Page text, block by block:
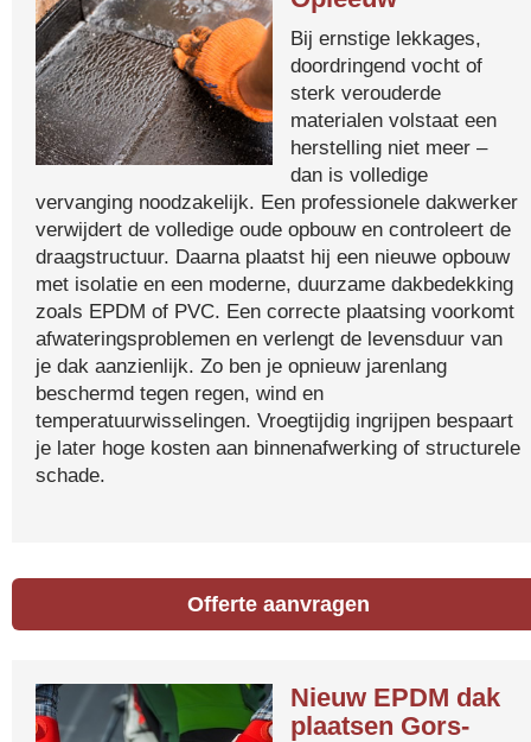
Bij ernstige lekkages,
doordringend vocht of
sterk verouderde
materialen volstaat een
herstelling niet meer –
dan is volledige
vervanging noodzakelijk. Een professionele dakwerker
verwijdert de volledige oude opbouw en controleert de
draagstructuur. Daarna plaatst hij een nieuwe opbouw
met isolatie en een moderne, duurzame dakbedekking
zoals EPDM of PVC. Een correcte plaatsing voorkomt
afwateringsproblemen en verlengt de levensduur van
je dak aanzienlijk. Zo ben je opnieuw jarenlang
beschermd tegen regen, wind en
temperatuurwisselingen. Vroegtijdig ingrijpen bespaart
je later hoge kosten aan binnenafwerking of structurele
schade.
Offerte aanvragen
Nieuw EPDM dak
plaatsen Gors-